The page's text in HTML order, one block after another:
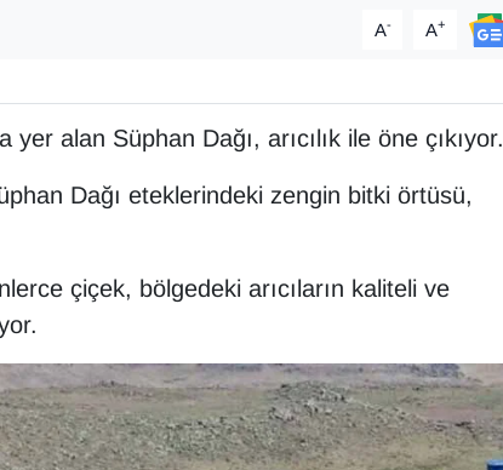
A- A+
yer alan Süphan Dağı, arıcılık ile öne çıkıyor.
Dağı eteklerindeki zengin bitki örtüsü,
çiçek, bölgedeki arıcıların kaliteli ve